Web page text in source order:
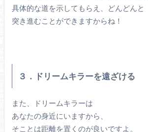
具体的な道を示してもらえ、どんどんと
突き進むことができますからね！
３．ドリームキラーを遠ざける
また、ドリームキラーは
あなたの身近にいますから、
そことは距離を置くのが良いですよ。